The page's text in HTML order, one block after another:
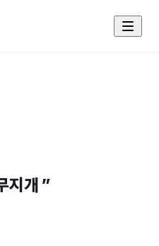
지개 ”